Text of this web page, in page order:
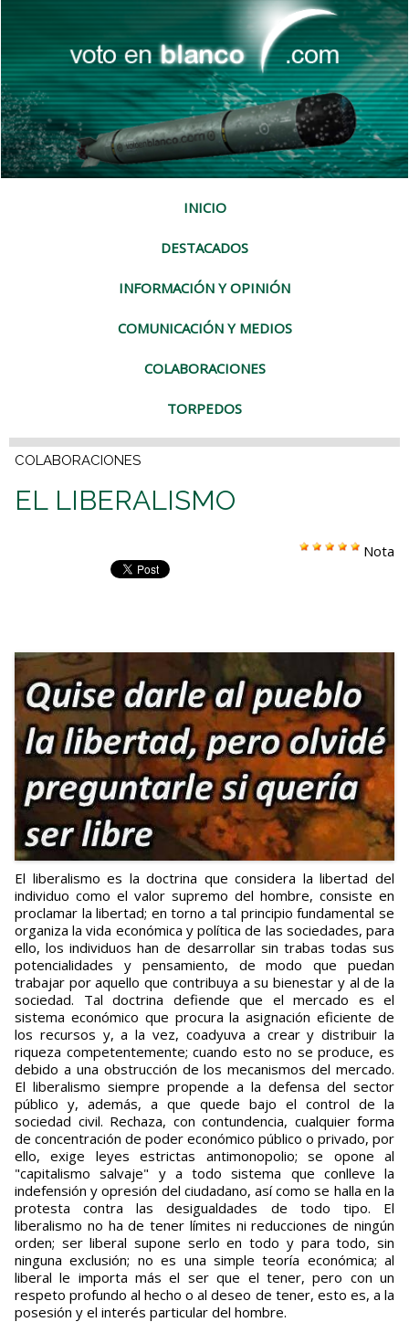
INICIO
DESTACADOS
INFORMACIÓN Y OPINIÓN
COMUNICACIÓN Y MEDIOS
COLABORACIONES
TORPEDOS
COLABORACIONES
EL LIBERALISMO
Nota
El liberalismo es la doctrina que considera la libertad del
individuo como el valor supremo del hombre, consiste en
proclamar la libertad; en torno a tal principio fundamental se
organiza la vida económica y política de las sociedades, para
ello, los individuos han de desarrollar sin trabas todas sus
potencialidades y pensamiento, de modo que puedan
trabajar por aquello que contribuya a su bienestar y al de la
sociedad. Tal doctrina defiende que el mercado es el
sistema económico que procura la asignación eficiente de
los recursos y, a la vez, coadyuva a crear y distribuir la
riqueza competentemente; cuando esto no se produce, es
debido a una obstrucción de los mecanismos del mercado.
El liberalismo siempre propende a la defensa del sector
público y, además, a que quede bajo el control de la
sociedad civil. Rechaza, con contundencia, cualquier forma
de concentración de poder económico público o privado, por
ello, exige leyes estrictas antimonopolio; se opone al
"capitalismo salvaje" y a todo sistema que conlleve la
indefensión y opresión del ciudadano, así como se halla en la
protesta contra las desigualdades de todo tipo. El
liberalismo no ha de tener límites ni reducciones de ningún
orden; ser liberal supone serlo en todo y para todo, sin
ninguna exclusión; no es una simple teoría económica; al
liberal le importa más el ser que el tener, pero con un
respeto profundo al hecho o al deseo de tener, esto es, a la
posesión y el interés particular del hombre.